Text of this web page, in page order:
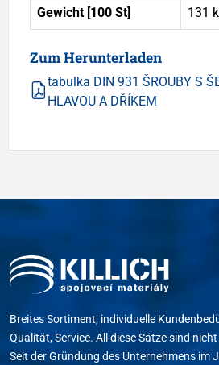
Gewicht [100 St] 131
Zum Herunterladen
tabulka DIN 931 ŠROUBY S
HLAVOU A DŘÍKEM
Breites Sortiment, individuelle
Qualität, Service. All diese Sätze sind
Seit der Gründung des Unternehmens im